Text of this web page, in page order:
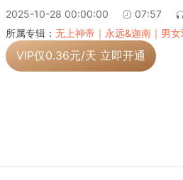
2025-10-28 00:00:00 07:57
所属专辑： 无上神帝｜永远&迦南｜男
VIP仅0.36元/天 立即开通